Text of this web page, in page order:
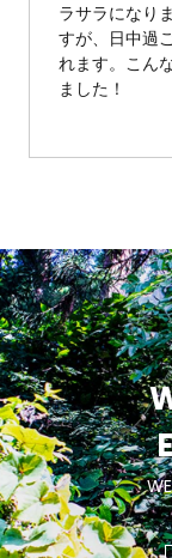
ラサラになり
すが、日中過
れます。こん
ました！